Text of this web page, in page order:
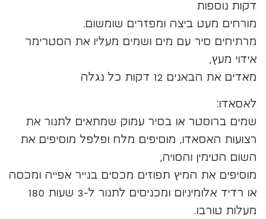
דקות נוספות
מורחים מעט ביצה ומפזרים שומשום.
מרתיחים סיר עם מים ושמים מעליו את הסטרימר
אידוי מעץ,
מאדים את הבאנים 12 דקות כל נגלה
לאסאדו:
שמים ברוסטר או בסיר עמוק שמתאים לתנור את
רצועות האסאדו, מוסיפים מלח ופלפל מוסיפים את
השום הטימין והסויה,
מוסיפים את המיץ תפוזים מכסים בנייר אפייה ומכסה
או רדיד אלומיניום ומכניסים לתנור ל-3 שעות 180
מעלות טורבו.